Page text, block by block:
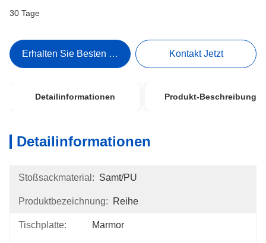
30 Tage
Erhalten Sie Besten Preis Kontakt Jetzt
Detailinformationen Produkt-Beschreibung
Detailinformationen
Stoßsackmaterial: Samt/PU
Produktbezeichnung: Reihe
Tischplatte: Marmor